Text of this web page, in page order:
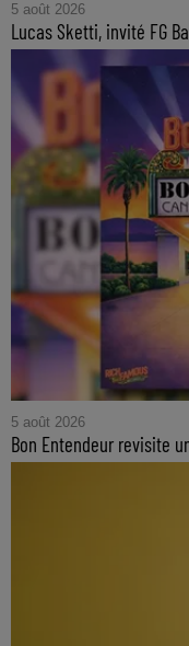
5 août 2026
Lucas Sketti, invité FG
5 août 2026
Bon Entendeur revisite